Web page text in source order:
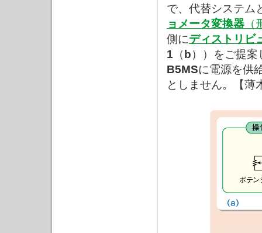
で、代替システム
ョメータ変換器
側にディストリビ
1 （ b））をご提
B5MSに電源を供
としません。【薄